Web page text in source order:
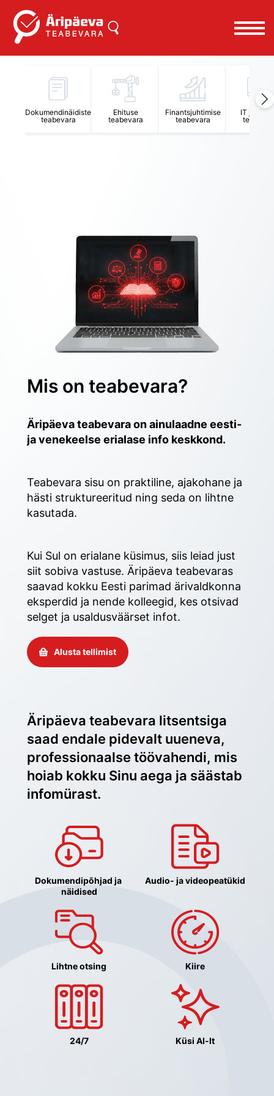
Dokumendinäidiste
teabevara
Ehituse
teabevara
Finantsjuhtimise
teabevara
IT
Mis on teabevara?
Äripäeva teabevara on ainulaadne eesti-
ja venekeelse erialase info keskkond.
Teabevara sisu on praktiline, ajakohane ja
hästi struktureeritud ning seda on lihtne
kasutada.
Kui Sul on erialane küsimus, siis leiad just
siit sobiva vastuse. Äripäeva teabevaras
saavad kokku Eesti parimad ärivaldkonna
eksperdid ja nende kolleegid, kes otsivad
selget ja usaldusväärset infot.
Alusta tellimist
Äripäeva teabevara litsentsiga
saad endale pidevalt uueneva,
professionaalse töövahendi, mis
hoiab kokku Sinu aega ja säästab
infomürast.
Dokumendipõhjad ja
näidised
Audio- ja videopeatükid
Lihtne otsing Kiire
24/7 Küsi AI-lt